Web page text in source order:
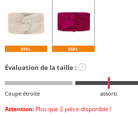
DEAL DEAL
Évaluation de la taille : ?
Coupe étroite assorti
Attention: Plus que 2 pièce disponible !